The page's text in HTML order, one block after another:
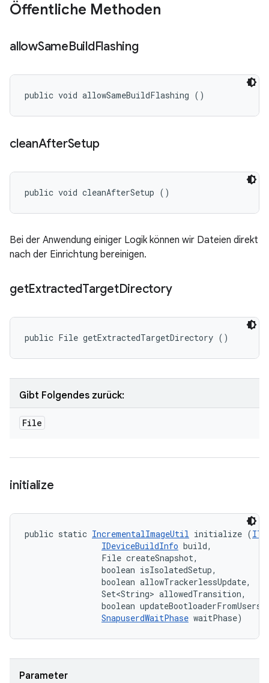
Öffentliche Methoden
allowSameBuildFlashing
public void allowSameBuildFlashing ()
cleanAfterSetup
public void cleanAfterSetup ()
Bei der Anwendung einiger Logik können wir Dateien direkt
nach der Einrichtung bereinigen.
getExtractedTargetDirectory
public File getExtractedTargetDirectory ()
Gibt Folgendes zurück:
File
initialize
public static IncrementalImageUtil initialize (
IDeviceBuildInfo build,
                File createSnapshot,
                boolean isIsolatedSetup,
                boolean allowTrackerlessUpdate,
                Set<String> allowedTransition,
boolean
SnapuserdWaitPhase waitPhase)
Parameter